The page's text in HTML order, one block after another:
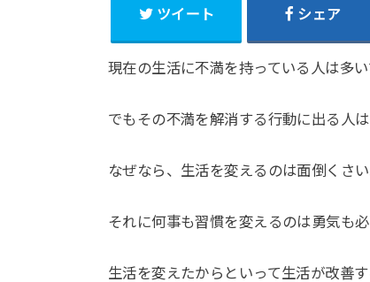
ツイート シェア
現在の生活に不満を持っている人は多
でもその不満を解消する行動に出る人
なぜなら、生活を変えるのは面倒くさ
それに何事も習慣を変えるのは勇気も
生活を変えたからといって生活が改善